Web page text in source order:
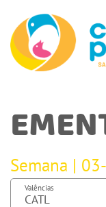
Semana |
Valências